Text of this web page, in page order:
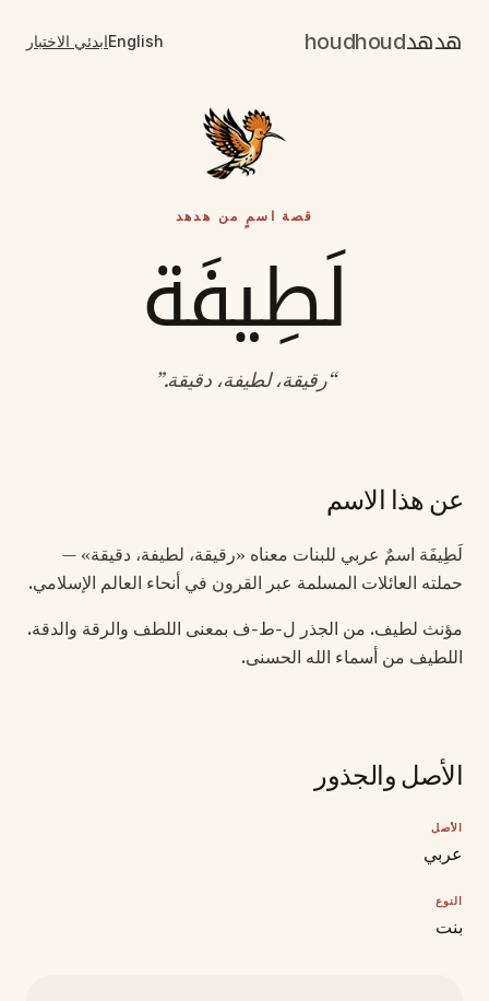
هدهدhoudhoud
Englishابدئي الاختبار
قصة اسمٍ من هدهد
لَطِيفَة
“رقيقة، لطيفة، دقيقة.”
عن هذا الاسم
لَطِيفَة اسمٌ عربي للبنات معناه «رقيقة، لطيفة، دقيقة» —
حملته العائلات المسلمة عبر القرون في أنحاء العالم الإسلامي.
مؤنث لطيف. من الجذر ل-ط-ف بمعنى اللطف والرقة والدقة.
اللطيف من أسماء الله الحسنى.
الأصل والجذور
الأصل
عربي
النوع
بنت